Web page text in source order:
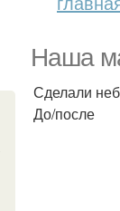
Наша
Сделали
До/после